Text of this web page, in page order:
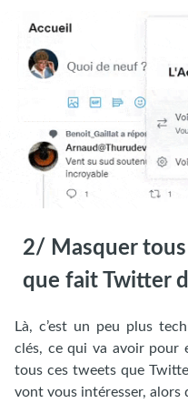
2/ Masquer
que fait Twitter
Là, c’est un peu plus
clés, ce qui va avoir pour
tous ces tweets que
vont vous intéresser, alors